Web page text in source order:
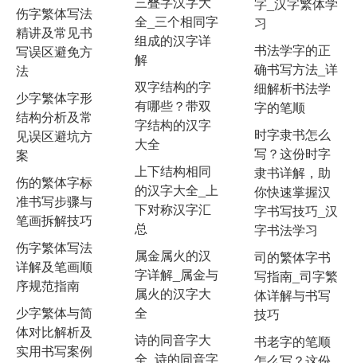
伤字繁体写法
精讲及常见书
写误区避免方
法
少字繁体字形
结构分析及常
见误区避坑方
案
伤的繁体字标
准书写步骤与
笔画拆解技巧
伤字繁体写法
详解及笔画顺
序规范指南
少字繁体与简
体对比解析及
实用书写案例
全_三个相同字
组成的汉字详
解
双字结构的字
有哪些？带双
字结构的汉字
大全
上下结构相同
的汉字大全_上
下对称汉字汇
总
属金属火的汉
字详解_属金与
属火的汉字大
全
诗的同音字大
全_诗的同音字
习
书法学字的正
确书写方法_详
细解析书法学
字的笔顺
时字隶书怎么
写？这份时字
隶书详解，助
你快速掌握汉
字书写技巧_汉
字书法学习
司的繁体字书
写指南_司字繁
体详解与书写
技巧
书老字的笔顺